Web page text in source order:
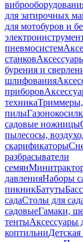
для затирочных
для мотобуров и
пневмосистем
станков
бурения и
шлифования
приборов
техникаТриммеры,
пилы
садовые ножницы
пылесосы,
скарификаторы
разбрасыватели
семян
давленияНаборы
пикникБатуты
садаСтолы для
садовыеГамаки,
тентыАксессуары
коптильни